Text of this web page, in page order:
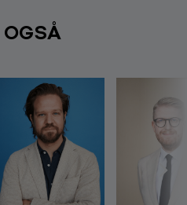
OGSÅ